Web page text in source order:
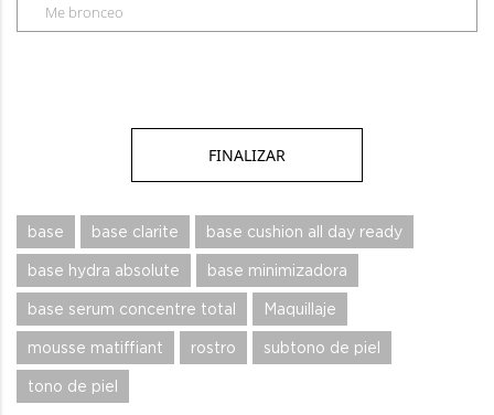
Me bronceo
base base clarite base cushion all day ready
base hydra absolute base minimizadora
base serum concentre total Maquillaje
mousse matiffiant rostro subtono de piel
tono de piel